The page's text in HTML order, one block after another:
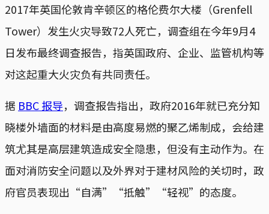
2017年英国伦敦肯辛顿区的格伦费尔大楼（Grenfell
Tower）发生火灾导致72人死亡，调查组在今年9月4
日发布最终调查报告，指英国政府、企业、监管机构等
对这起重大火灾负有共同责任。
据 BBC 报导，调查报告指出，政府2016年就已充分知
晓楼外墙面的材料是由高度易燃的聚乙烯制成，会给建
筑尤其是高层建筑造成安全隐患，但没有主动作为。在
面对消防安全问题以及外界对于建材风险的关切时，政
府官员表现出“自满”“抵触”“轻视”的态度。